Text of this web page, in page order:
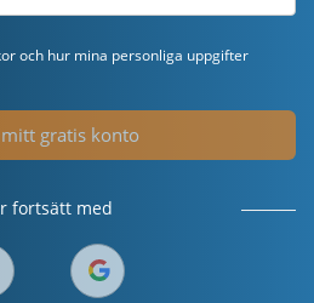
och hur mina personliga uppgifter
mitt gratis konto
fortsätt med